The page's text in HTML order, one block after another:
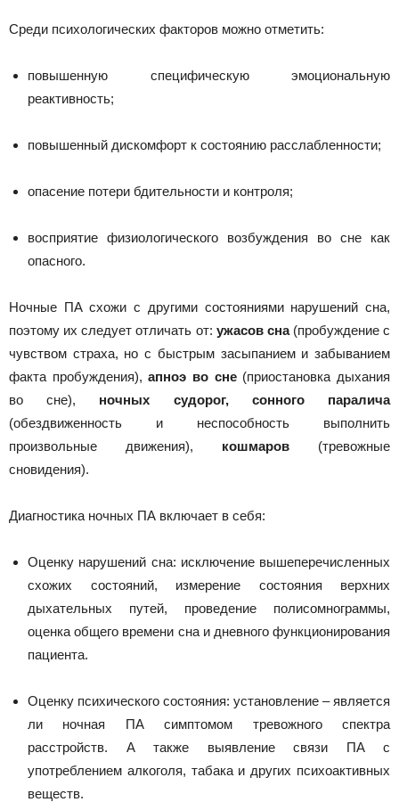
Среди психологических факторов можно отметить:
повышенную специфическую эмоциональную
реактивность;
повышенный дискомфорт к состоянию расслабленности;
опасение потери бдительности и контроля;
восприятие физиологического возбуждения во сне как
опасного.
Ночные ПА схожи с другими состояниями нарушений сна,
поэтому их следует отличать от: ужасов сна (пробуждение с
чувством страха, но с быстрым засыпанием и забыванием
факта пробуждения),апноэ во сне (приостановка дыхания
во сне), ночных судорог, сонного паралича
(обездвиженность и неспособность выполнить
произвольные движения), кошмаров (тревожные
сновидения).
Диагностика ночных ПА включает в себя:
Оценку нарушений сна: исключение вышеперечисленных
схожих состояний, измерение состояния верхних
дыхательных путей, проведение полисомнограммы,
оценка общего времени сна и дневного функционирования
пациента.
Оценку психического состояния: установление – является
ли ночная ПА симптомом тревожного спектра
расстройств. А также выявление связи ПА с
употреблением алкоголя, табака и других психоактивных
веществ.